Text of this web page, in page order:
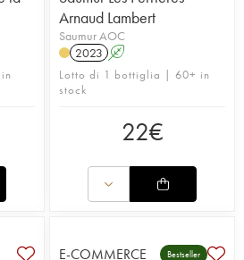
Arnaud Lambert
Saumur AOC
2023 A
Lotto di 1 bottiglia | 60+ in
stock
22€
E-COMMERCE Bestseller